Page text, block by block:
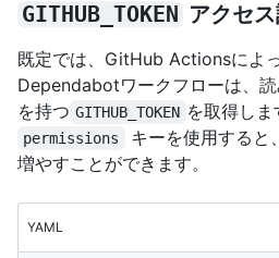
GITHUB_TOKEN アクセ
既定では、GitHub Actionsによ
Dependabotワークフローは、
を持つ GITHUB_TOKEN を取得し
permissions
キーを使用すると
増やすことができます。
YAML